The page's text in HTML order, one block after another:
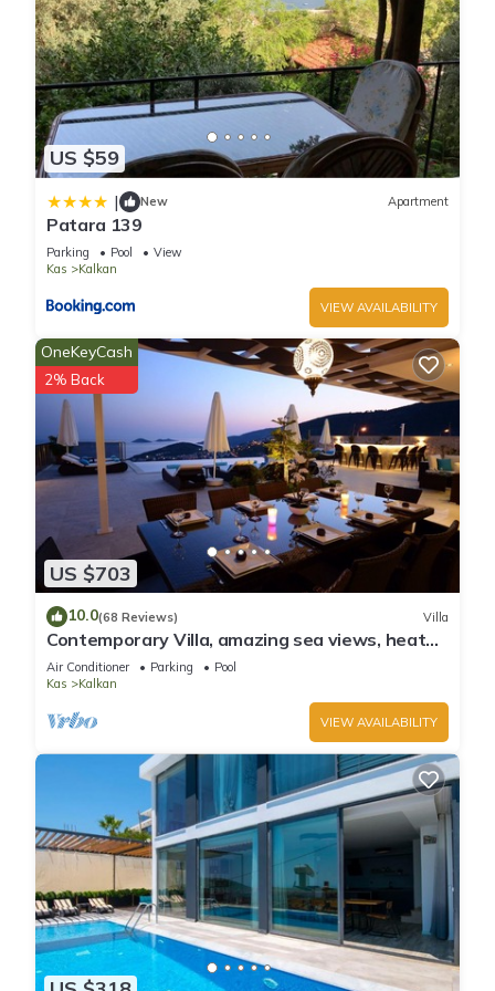
US $59
| New Apartment
Patara 139
Parking Pool
View
Kas
Kalkan
VIEW AVAILABILITY
US $703
OneKeyCash
2% Back
10.0(68 Reviews) Villa
Contemporary Villa, amazing sea views, heated
infinity pool, daily maid service
Air Conditioner Parking
Pool
Kas
Kalkan
VIEW AVAILABILITY